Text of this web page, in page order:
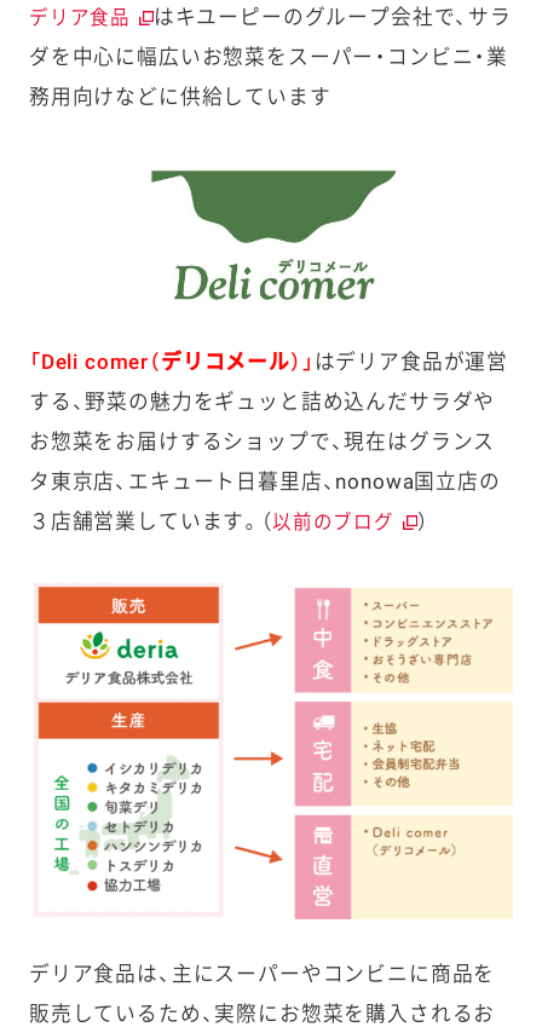
デリア食品
はキユーピーのグループ会社で、サラ
ダを中心に幅広いお惣菜をスーパー・コンビニ・業
務用向けなどに供給しています
「Deli comer（デリコメール）」 はデリア食品が運営
する、野菜の魅力をギュッと詰め込んだサラダや
お惣菜をお届けするショップで、現在はグランス
タ東京店、エキュート日暮里店、nonowa国立店の
３店舗営業しています。（以前のブログ ）
デリア食品は、主にスーパーやコンビニに商品を
販売しているため、実際にお惣菜を購入されるお